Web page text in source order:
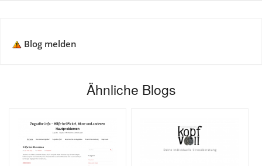
Blog melden
Ähnliche Blogs